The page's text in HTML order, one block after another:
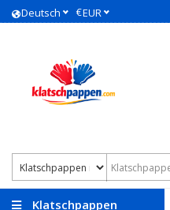
Deutsch €EUR
Klatschpappen